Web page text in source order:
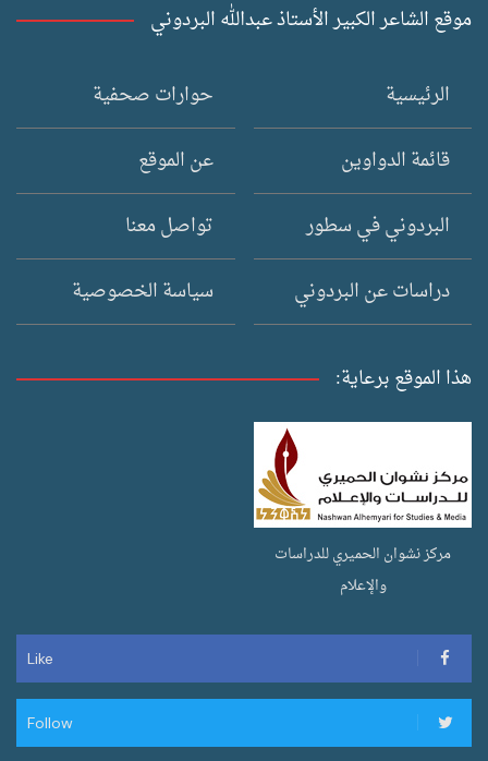
موقع الشاعر الكبير الأستاذ عبدالله البردوني
الرئيسية
قائمة الدواوين
البردوني في سطور
دراسات عن البردوني
حوارات صحفية
عن الموقع
تواصل معنا
سياسة الخصوصية
هذا الموقع برعاية:
مركز نشوان الحميري للدراسات
والإعلام
Like
Follow